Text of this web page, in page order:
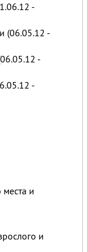
-
(06.05.12 -
-
-
и
и